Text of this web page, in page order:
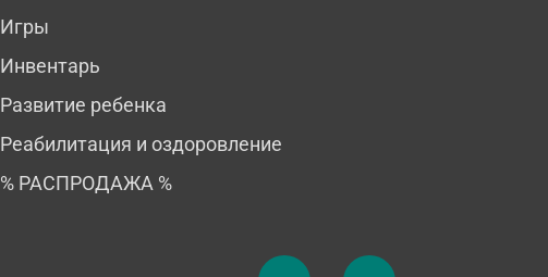
Игры
Инвентарь
Развитие ребенка
Реабилитация и оздоровление
% РАСПРОДАЖА %